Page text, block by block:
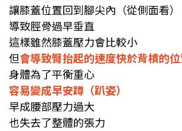
讓膝蓋位置回到腳尖內（從側面看）
導致脛骨過早垂直
這樣雖然膝蓋壓力會比較小
但會導致臀抬起的速度快於背槓的
身體為了平衡重心
容易變成早安蹲（趴姿）
早成腰部壓力過大
也失去了整體的張力